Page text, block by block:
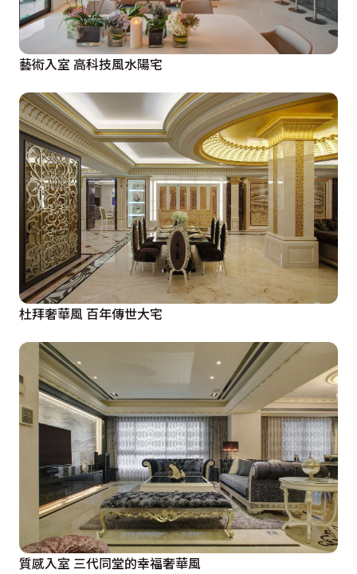
藝術入室 高科技風水陽宅
杜拜奢華風 百年傳世大宅
質感入室 三代同堂的幸福奢華風